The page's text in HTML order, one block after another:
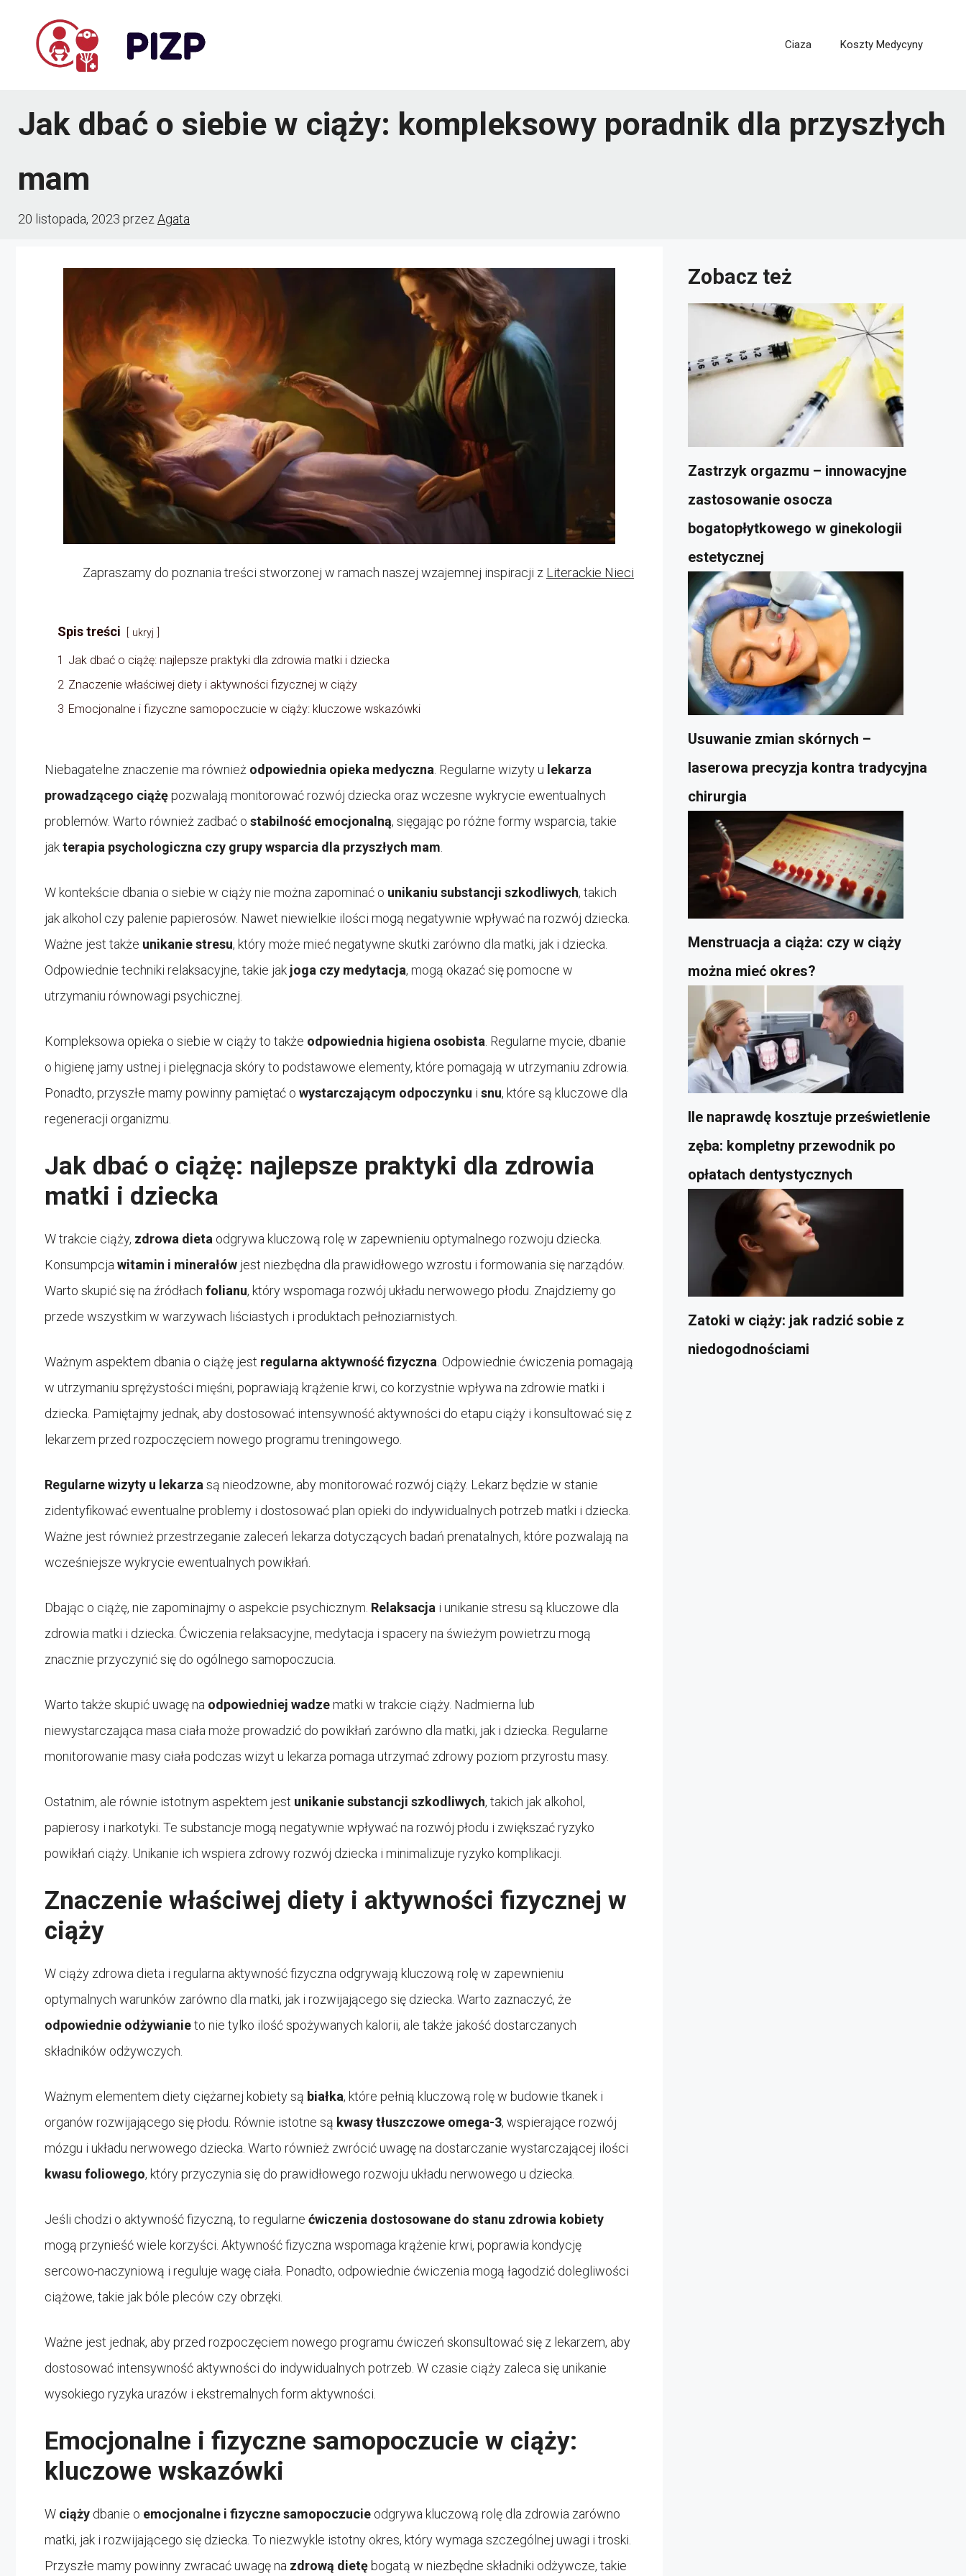
Ciaza Koszty Medycyny
Jak dbać o siebie w ciąży: kompleksowy poradnik dla przyszłych
mam
20 listopada, 2023 przez Agata
Zapraszamy do poznania treści stworzonej w ramach naszej wzajemnej inspiracji z Literackie Nieci
Spis treści ukryj
1 Jak dbać o ciążę: najlepsze praktyki dla zdrowia matki i dziecka
2 Znaczenie właściwej diety i aktywności fizycznej w ciąży
3 Emocjonalne i fizyczne samopoczucie w ciąży: kluczowe wskazówki
Niebagatelne znaczenie ma również odpowiednia opieka medyczna . Regularne wizyty u lekarza
prowadzącego ciążępozwalają monitorować rozwój dziecka oraz wczesne wykrycie ewentualnych
problemów. Warto również zadbać o stabilność emocjonalną, sięgając po różne formy wsparcia, takie
jakterapia psychologiczna czy grupy wsparcia dla przyszłych mam
W kontekście dbania o siebie w ciąży nie można zapominać o unikaniu substancji szkodliwych, takich
jak alkohol czy palenie papierosów. Nawet niewielkie ilości mogą negatywnie wpływać na rozwój dziecka.
Ważne jest także unikanie stresu, który może mieć negatywne skutki zarówno dla matki, jak i dziecka.
Odpowiednie techniki relaksacyjne, takie jak joga czy medytacja, mogą okazać się pomocne w
utrzymaniu równowagi psychicznej.
Kompleksowa opieka o siebie w ciąży to także odpowiednia higiena osobista . Regularne mycie, dbanie
o higienę jamy ustnej i pielęgnacja skóry to podstawowe elementy, które pomagają w utrzymaniu zdrowia.
Ponadto, przyszłe mamy powinny pamiętać o wystarczającym odpoczynku i snu, które są kluczowe dla
regeneracji organizmu.
Jak dbać o ciążę: najlepsze praktyki dla zdrowia
matki i dziecka
W trakcie ciąży, zdrowa dieta odgrywa kluczową rolę w zapewnieniu optymalnego rozwoju dziecka.
Konsumpcja witamin i minerałów jest niezbędna dla prawidłowego wzrostu i formowania się narządów.
Warto skupić się na źródłach folianu, który wspomaga rozwój układu nerwowego płodu. Znajdziemy go
przede wszystkim w warzywach liściastych i produktach pełnoziarnistych.
Ważnym aspektem dbania o ciążę jest regularna aktywność fizyczna . Odpowiednie ćwiczenia pomagają
w utrzymaniu sprężystości mięśni, poprawiają krążenie krwi, co korzystnie wpływa na zdrowie matki i
dziecka. Pamiętajmy jednak, aby dostosować intensywność aktywności do etapu ciąży i konsultować się z
lekarzem przed rozpoczęciem nowego programu treningowego.
Regularne wizyty u lekarza są nieodzowne, aby monitorować rozwój ciąży. Lekarz będzie w stanie
zidentyfikować ewentualne problemy i dostosować plan opieki do indywidualnych potrzeb matki i dziecka.
Ważne jest również przestrzeganie zaleceń lekarza dotyczących badań prenatalnych, które pozwalają na
wcześniejsze wykrycie ewentualnych powikłań.
Dbając o ciążę, nie zapominajmy o aspekcie psychicznym. Relaksacja i unikanie stresu są kluczowe dla
zdrowia matki i dziecka. Ćwiczenia relaksacyjne, medytacja i spacery na świeżym powietrzu mogą
znacznie przyczynić się do ogólnego samopoczucia.
Warto także skupić uwagę na odpowiedniej wadzematki w trakcie ciąży. Nadmierna lub
niewystarczająca masa ciała może prowadzić do powikłań zarówno dla matki, jak i dziecka. Regularne
monitorowanie masy ciała podczas wizyt u lekarza pomaga utrzymać zdrowy poziom przyrostu masy.
Ostatnim, ale równie istotnym aspektem jest unikanie substancji szkodliwych, takich jak alkohol,
papierosy i narkotyki. Te substancje mogą negatywnie wpływać na rozwój płodu i zwiększać ryzyko
powikłań ciąży. Unikanie ich wspiera zdrowy rozwój dziecka i minimalizuje ryzyko komplikacji.
Znaczenie właściwej diety i aktywności fizycznej w
ciąży
W ciąży zdrowa dieta i regularna aktywność fizyczna odgrywają kluczową rolę w zapewnieniu
optymalnych warunków zarówno dla matki, jak i rozwijającego się dziecka. Warto zaznaczyć, że
odpowiednie odżywianieto nie tylko ilość spożywanych kalorii, ale także jakość dostarczanych
składników odżywczych.
Ważnym elementem diety ciężarnej kobiety są białka, które pełnią kluczową rolę w budowie tkanek i
organów rozwijającego się płodu. Równie istotne są kwasy tłuszczowe omega-3, wspierające rozwój
mózgu i układu nerwowego dziecka. Warto również zwrócić uwagę na dostarczanie wystarczającej ilości
kwasu foliowego, który przyczynia się do prawidłowego rozwoju układu nerwowego u dziecka.
Jeśli chodzi o aktywność fizyczną, to regularne ćwiczenia dostosowane do stanu zdrowia kobiety
mogą przynieść wiele korzyści. Aktywność fizyczna wspomaga krążenie krwi, poprawia kondycję
sercowo-naczyniową i reguluje wagę ciała. Ponadto, odpowiednie ćwiczenia mogą łagodzić dolegliwości
ciążowe, takie jak bóle pleców czy obrzęki.
Ważne jest jednak, aby przed rozpoczęciem nowego programu ćwiczeń skonsultować się z lekarzem, aby
dostosować intensywność aktywności do indywidualnych potrzeb. W czasie ciąży zaleca się unikanie
wysokiego ryzyka urazów i ekstremalnych form aktywności.
Emocjonalne i fizyczne samopoczucie w ciąży:
kluczowe wskazówki
W ciąży dbanie o emocjonalne i fizyczne samopoczucie odgrywa kluczową rolę dla zdrowia zarówno
matki, jak i rozwijającego się dziecka. To niezwykle istotny okres, który wymaga szczególnej uwagi i troski.
Przyszłe mamy powinny zwracać uwagę na zdrową dietębogatą w niezbędne składniki odżywcze, takie
Zobacz też
Zastrzyk orgazmu – innowacyjne
zastosowanie osocza
bogatopłytkowego w ginekologii
estetycznej
Usuwanie zmian skórnych –
laserowa precyzja kontra tradycyjna
chirurgia
Menstruacja a ciąża: czy w ciąży
można mieć okres?
Ile naprawdę kosztuje prześwietlenie
zęba: kompletny przewodnik po
opłatach dentystycznych
Zatoki w ciąży: jak radzić sobie z
niedogodnościami